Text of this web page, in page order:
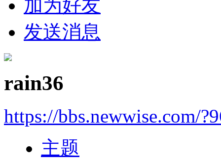
加为好友
发送消息
rain36
https://bbs.newwise.com/
主题